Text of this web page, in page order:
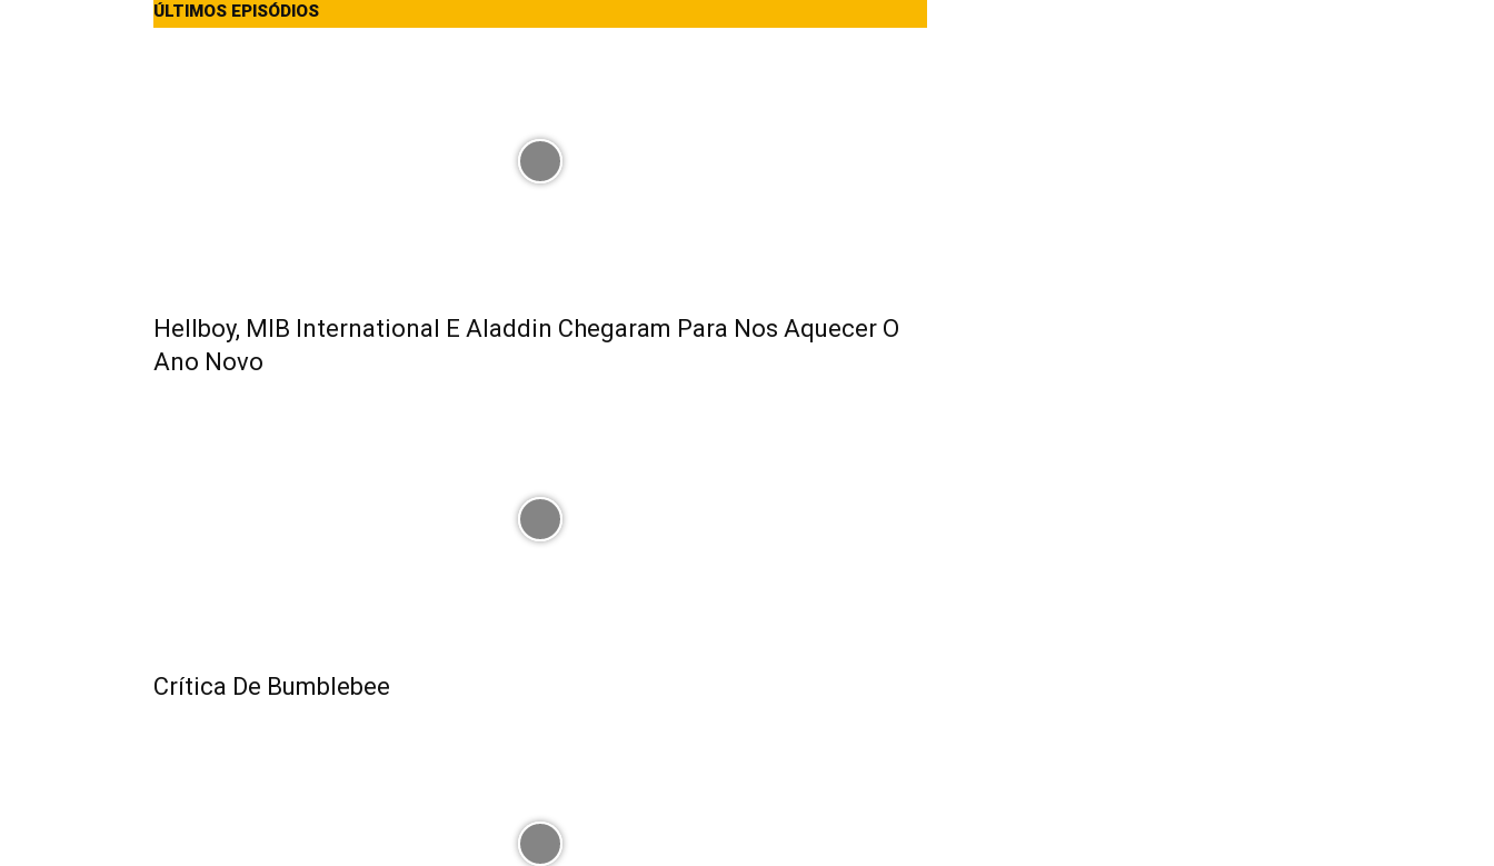
ÚLTIMOS EPISÓDIOS
Hellboy, MIB International E Aladdin Chegaram Para Nos Aquecer O
Ano Novo
Crítica De Bumblebee